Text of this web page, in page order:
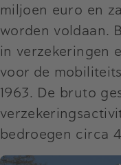
miljoen euro en
worden voldaan.
in verzekeringen
voor de
1963. De bruto
bedroegen circa